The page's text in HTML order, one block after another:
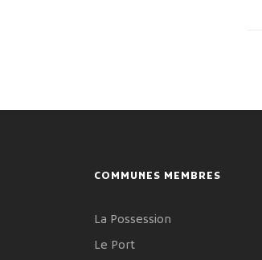
COMMUNES MEMBRES
La Possession
Le Port